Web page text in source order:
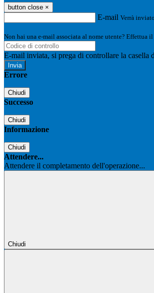
button close ×
E-mail Verrà
Non hai una e-mail associata al nome utente? Effettua
E-mail inviata, si prega di controllare la casella
Errore
Chiudi
Successo
Chiudi
Informazione
Chiudi
Attendere...
Attendere il completamento dell'operazione...
Chiudi